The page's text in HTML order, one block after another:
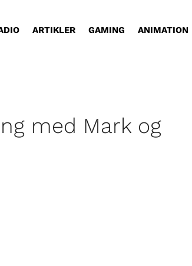
ARTIKLER GAMING ANIMATION
med Mark og